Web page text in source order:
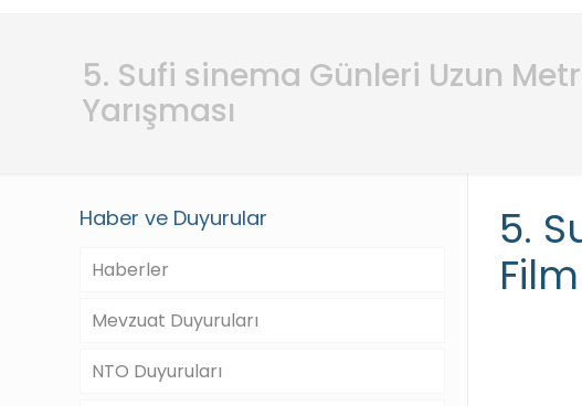
5. Sufi sinema Günleri Uzun
Yarışması
5.
Haber ve Duyurular
Haberler
Mevzuat Duyuruları
NTO Duyuruları